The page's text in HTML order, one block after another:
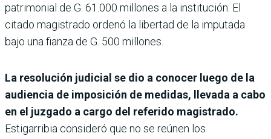
patrimonial de G. 61.000 millones a la institución. El
citado magistrado ordenó la libertad de la imputada
bajo una fianza de G. 500 millones.
La resolución judicial se dio a conocer luego de la
audiencia de imposición de medidas, llevada a cabo
en el juzgado a cargo del referido magistrado.
Estigarribia consideró que no se reúnen los